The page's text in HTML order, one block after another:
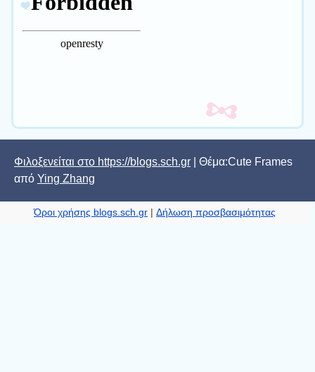
Φιλοξενείται στο https://blogs.sch.gr | Θέμα:Cute Frames
από Ying Zhang
Όροι χρήσης blogs.sch.gr |Δήλωση προσβασιμότητας